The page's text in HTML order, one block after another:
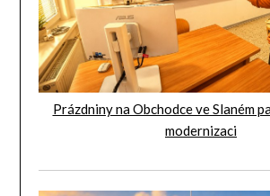
Prázdniny na Obchodce ve Slaném
modernizaci